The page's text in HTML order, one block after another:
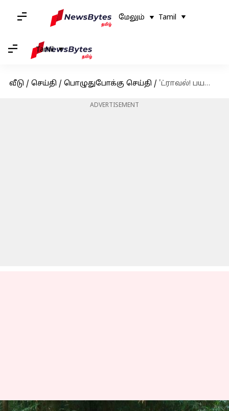
மேலும் Tamil
Tamil
வீடு / செய்தி / பொழுதுபோக்கு செய்தி / 'ட்ராவல்! பயணங்கள் உங்களை இன்னும் சிறந்த மனிதராக மாற்றும்': பயணத்தின் அவசியம் பற்றி பேசும் 'தல' அஜித்
ADVERTISEMENT